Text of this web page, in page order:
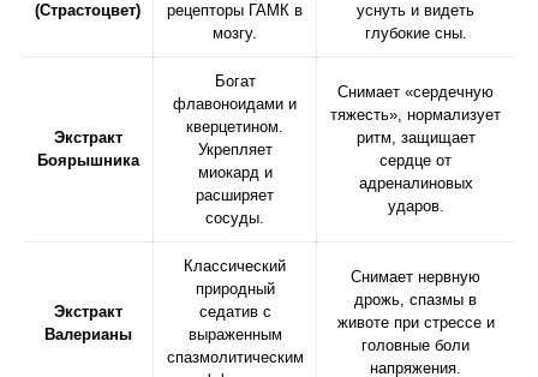
(Страстоцвет)
рецепторы ГАМК в
мозгу.
уснуть и видеть
глубокие сны.
Экстракт
Боярышника
Богат
флавоноидами и
кверцетином.
Укрепляет
миокард и
расширяет
сосуды.
Снимает «сердечную
тяжесть», нормализует
ритм, защищает
сердце от
адреналиновых
ударов.
Экстракт
Валерианы
Классический
природный
седатив с
выраженным
спазмолитическим
Снимает нервную
дрожь, спазмы в
животе при стрессе и
головные боли
напряжения.